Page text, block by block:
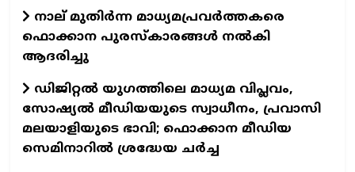
നാല് മുതിർന്ന മാധ്യമപ്രവർത്തകരെ
ഫൊക്കാന പുരസ്കാരങ്ങൾ നൽകി
ആദരിച്ചു
ഡിജിറ്റൽ യുഗത്തിലെ മാധ്യമ വിപ്ലവം,
സോഷ്യൽ മീഡിയയുടെ സ്വാധീനം, പ്രവാസി
മലയാളിയുടെ ഭാവി; ഫൊക്കാന മീഡിയ
സെമിനാറിൽ ശ്രദ്ധേയ ചർച്ച